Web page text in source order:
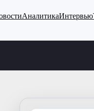
АналитикаИнтервью